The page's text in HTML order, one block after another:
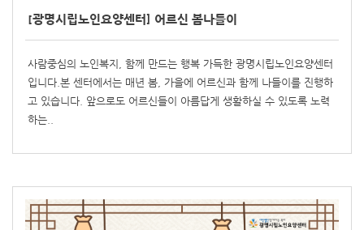
[광명시립노인요양센터] 어르신 봄나들이
사람중심의 노인복지, 함께 만드는 행복 가득한 광명시립노인요양센터
입니다.본 센터에서는 매년 봄, 가을에 어르신과 함께 나들이를 진행하
고 있습니다. 앞으로도 어르신들이 아름답게 생활하실 수 있도록 노력
하는..